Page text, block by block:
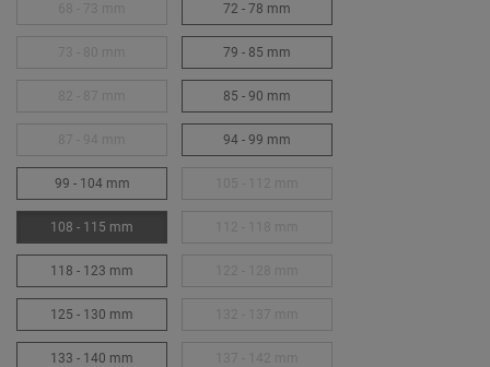
72 - 78 mm
79 - 85 mm
85 - 90 mm
94 - 99 mm
99 - 104 mm
108 - 115 mm
118 - 123 mm
125 - 130 mm
133 - 140 mm